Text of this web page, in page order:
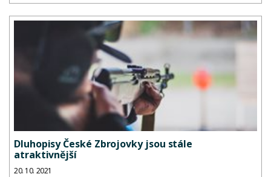
Dluhopisy České Zbrojovky jsou stále
atraktivnější
20. 10. 2021